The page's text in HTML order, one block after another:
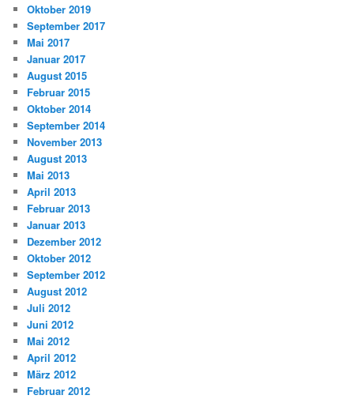
Oktober 2019
September 2017
Mai 2017
Januar 2017
August 2015
Februar 2015
Oktober 2014
September 2014
November 2013
August 2013
Mai 2013
April 2013
Februar 2013
Januar 2013
Dezember 2012
Oktober 2012
September 2012
August 2012
Juli 2012
Juni 2012
Mai 2012
April 2012
März 2012
Februar 2012